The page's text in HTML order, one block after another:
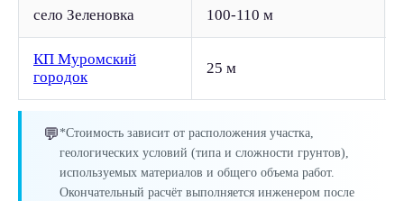
село Зеленовка 100-110 м
КП Муромский
городок
25 м
💬 *Стоимость зависит от расположения участка,
геологических условий (типа и сложности грунтов),
используемых материалов и общего объема работ.
Окончательный расчёт выполняется инженером после